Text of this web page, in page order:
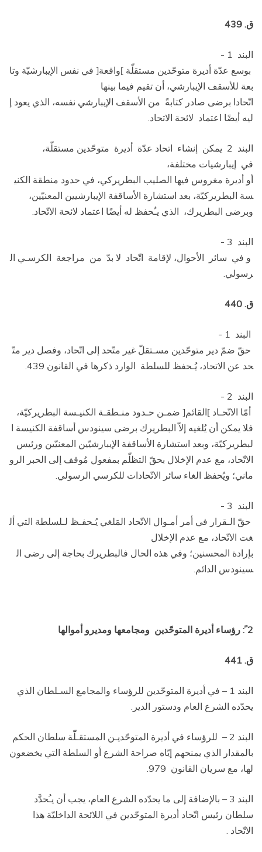
ق. 439
البند 1 ­
بوسع عدّة أديرة متوحّدين مستقلّة ]واقعة[ في نفس الإيبارشيّة وتا
بعة للأسقف الإيبارشي، أن تقيم فيما بينها
اتّحادا برضى صادر كتابةً من الأسقف الإيبارشي نفسه، الذي يعود إ
ليه أيضًا اعتماد لائحة الاتحاد.
البند 2 ­ يمكن إنشاء اتحاد عدّة أديرة متوحّدين مستقلّة،
في إيبارشيات مختلفة،
أو أديرة مغروس فيها الصليب البطريركي، في حدود منطقة الكني
سة البطريركيّة، بعد استشارة الأساقفة الإيبارشيين المعنيّين،
وبرضى البطريرك، الذي يـُحفظ له أيضًا اعتماد لائحة الاتّحاد.
البند 3 ­
و في سائر الأحوال، لإقامة اتّحاد لا بدّ من مراجعة الكرسـي ال
رسولي.
ق. 440
البند 1 ­
حقّ ضمّ دير متوحّدين مسـتقلّ غير متّحد إلى اتّحاد، وفصل دير متّ
حد عن الاتحاد، يُـحفظ للسلطة الوارد ذكرها في القانون 439.
البند 2 ­
أمّا الاتّحـاد ]القائم[ ضمـن حـدود منـطقـة الكنيـسة البطريركيّة،
فلا يمكن أن يُلغيه إلاّ البطريرك برضى سينودس أساقفة الكنيسة ا
لبطريركيّة، وبعد استشارة الأساقفة الإيبارشيّين المعنيّين ورئيس
الاتّحاد، مع عدم الإخلال بحقّ التظلّم بمفعول مُوقف إلى الحبر الرو
ماني؛ ويُحفظ الغاء سائر الاتّحادات للكرسي الرسولي.
البند 3 ­
حقّ الـقرار في أمر أمـوال الاتّحاد المَلغي يُـحفـظ لـلسلطة التي أل
غت الاتّحاد، مع عدم الإخلال
بإرادة المحسنين؛ وفي هذه الحال فالبطريرك بحاجة إلى رضى ال
سينودس الدائم.
2 ً: رؤساء أديرة المتوحّدين ومجامعها ومديرو أموالها
ق. 441
البند 1 – في أديرة المتوحّدين للرؤساء والمجامع السـلطان الذي
يحدّده الشرع العام ودستور الدير.
البند 2 –
للرؤساء في أديرة المتوحّديـن المستقـلّّة سلطان الحكم
بالمقدار الذي يمنحهم إيّاه صراحة الشرع أو السلطة التي يخضعون
لها، مع سريان القانون 979.
البند 3 – بالإضافة إلى ما يحدّده الشرع العام، يجب أن يـُحدَّد
سلطان رئيس اتّحاد أديرة المتوحّدين في اللائحة الداخليّة هذا
الاتّحاد .